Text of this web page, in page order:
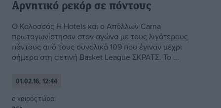
Αρνητικό ρεκόρ σε πόντους
O Κολοσσός H Hotels και o Απόλλων Carna
πρωταγωνίστησαν στον αγώνα με τους λιγότερους
πόντους από τους συνολικά 109 που έγιναν μέχρι
σήμερα στη φετινή Basket League ΣΚΡΑΤΣ. Το ...
01.02.16, 12:44
o καιρός τώρα: